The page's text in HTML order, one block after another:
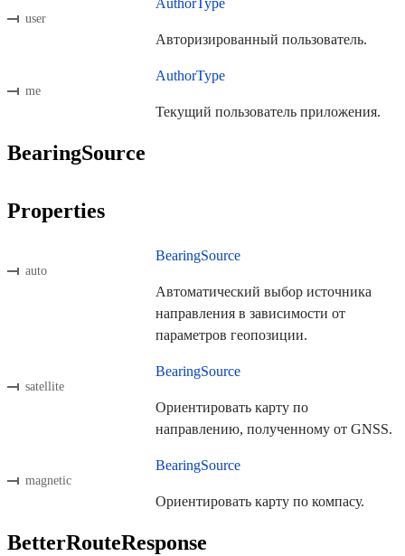
user
AuthorType
Авторизированный пользователь.
me
AuthorType
Текущий пользователь приложения.
BearingSource
Properties
auto
BearingSource
Автоматический выбор источника
направления в зависимости от
параметров геопозиции.
satellite
BearingSource
Ориентировать карту по
направлению, полученному от GNSS.
magnetic
BearingSource
Ориентировать карту по компасу.
BetterRouteResponse